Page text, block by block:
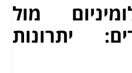
מול
יתרונות